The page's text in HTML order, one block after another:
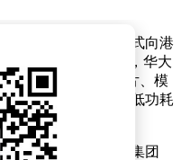
业华大北斗近日正式向港
特新“小巨人”企业，华大
系统（GNSS）芯片、模
频高精度定位、超低功耗
中国电子信息产业集团